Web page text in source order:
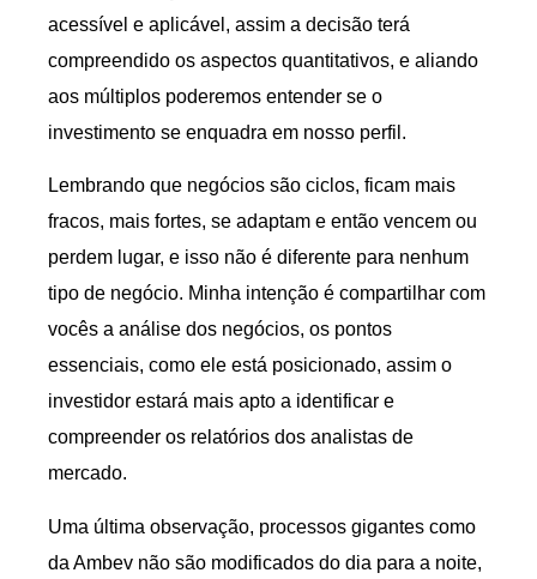
acessível e aplicável, assim a decisão terá
compreendido os aspectos quantitativos, e aliando
aos múltiplos poderemos entender se o
investimento se enquadra em nosso perfil.
Lembrando que negócios são ciclos, ficam mais
fracos, mais fortes, se adaptam e então vencem ou
perdem lugar, e isso não é diferente para nenhum
tipo de negócio. Minha intenção é compartilhar com
vocês a análise dos negócios, os pontos
essenciais, como ele está posicionado, assim o
investidor estará mais apto a identificar e
compreender os relatórios dos analistas de
mercado.
Uma última observação, processos gigantes como
da Ambev não são modificados do dia para a noite,